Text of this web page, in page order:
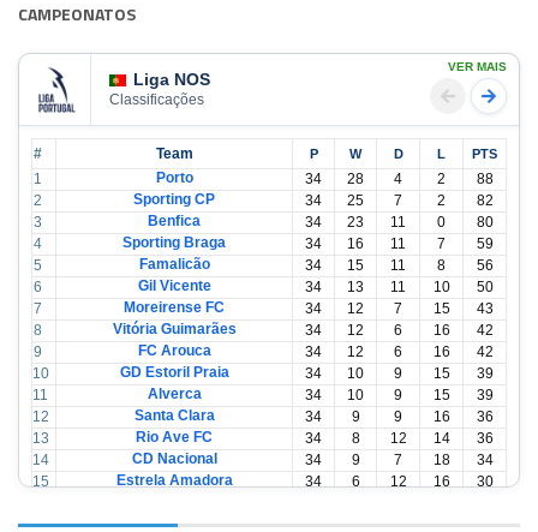
CAMPEONATOS
Liga NOS
Classificações
VER MAIS
# Team P W D L PTS
1 Porto 34 28 4 2
88
2
Sporting CP 34 25 7 2
82
3
Benfica 34 23 11 0
80
4
Sporting Braga 34 16 11 7
59
5
Famalicão 34 15 11 8
56
6
Gil Vicente 34 13 11 10
50
7
Moreirense FC 34 12 7 15
43
8
Vitória Guimarães 34 12 6 16
42
9
FC Arouca 34 12 6 16
42
10
GD Estoril Praia 34 10 9 15
39
11
Alverca 34 10 9 15
39
12
Santa Clara 34 9 9 16
36
13
Rio Ave FC 34 8 12 14
36
14
CD Nacional 34 9 7 18
34
15
Estrela Amadora 34 6 12 16
30
17
CD Tondela 34 6 10 18 28